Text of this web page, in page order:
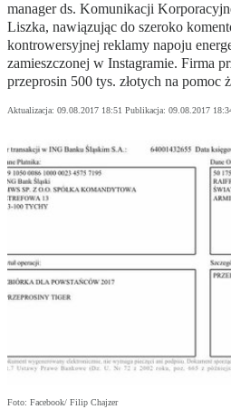
manager ds. Komunikacji
Liszka, nawiązując do szeroko
kontrowersyjnej reklamy napoju
zamieszczonej w Instagramie. Firma
przeprosin 500 tys. złotych na pomoc
Aktualizacja: 09.08.2017 18:51 Publikacja: 09.08.2017
Foto: Facebook/ Filip Chajzer